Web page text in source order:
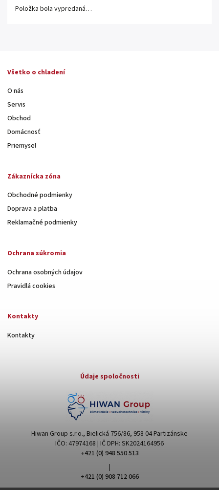
Položka bola vypredaná…
Všetko o chladení
O nás
Servis
Obchod
Domácnosť
Priemysel
Zákaznícka zóna
Obchodné podmienky
Doprava a platba
Reklamačné podmienky
Ochrana súkromia
Ochrana osobných údajov
Pravidlá cookies
Kontakty
Kontakty
Údaje spoločnosti
Hiwan Group s.r.o., Bielická 756/86, 958 04 Partizánske
IČO: 47974168 | IČ DPH: SK2024164956
+421 (0) 948 550 513
|
+421 (0) 908 712 066